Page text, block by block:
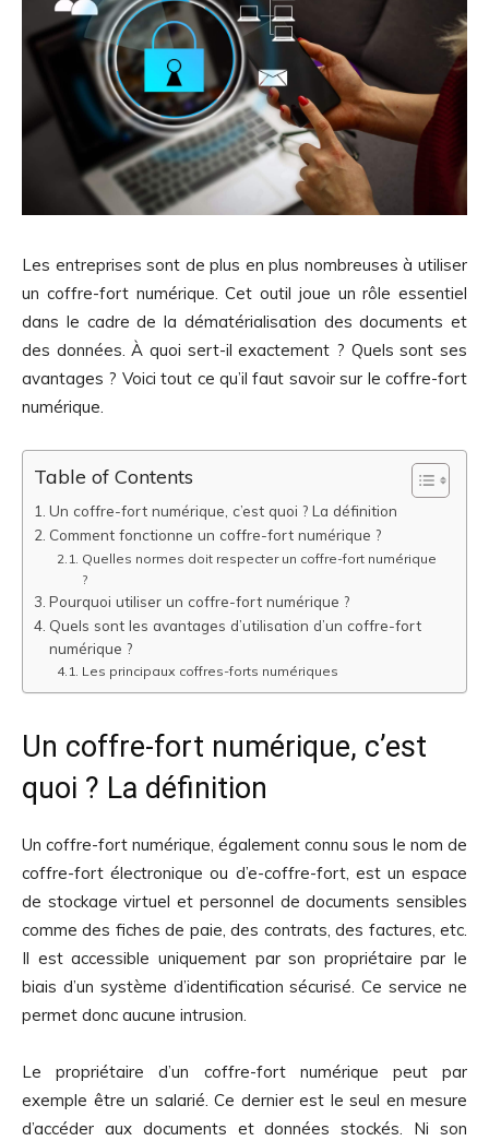
Les entreprises sont de plus en plus nombreuses à utiliser
un coffre-fort numérique. Cet outil joue un rôle essentiel
dans le cadre de la dématérialisation des documents et
des données. À quoi sert-il exactement ? Quels sont ses
avantages ? Voici tout ce qu’il faut savoir sur le coffre-fort
numérique.
Table of Contents
Un coffre-fort numérique, c’est quoi ? La définition
Comment fonctionne un coffre-fort numérique ?
Quelles normes doit respecter un coffre-fort numérique
?
Pourquoi utiliser un coffre-fort numérique ?
Quels sont les avantages d’utilisation d’un coffre-fort
numérique ?
Les principaux coffres-forts numériques
Un coffre-fort numérique, c’est
quoi ? La définition
Un coffre-fort numérique, également connu sous le nom de
coffre-fort électronique ou d’e-coffre-fort, est un espace
de stockage virtuel et personnel de documents sensibles
comme des fiches de paie, des contrats, des factures, etc.
Il est accessible uniquement par son propriétaire par le
biais d’un système d’identification sécurisé. Ce service ne
permet donc aucune intrusion.
Le propriétaire d’un coffre-fort numérique peut par
exemple être un salarié. Ce dernier est le seul en mesure
d’accéder aux documents et données stockés. Ni son